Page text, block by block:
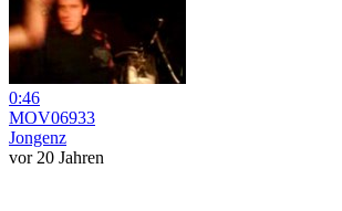
0:46
MOV06933
Jongenz
vor 20 Jahren